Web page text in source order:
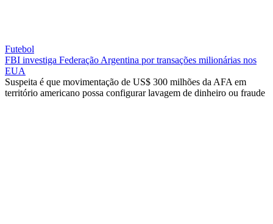
Futebol
FBI investiga Federação Argentina por transações milionárias nos
EUA
Suspeita é que movimentação de US$ 300 milhões da AFA em
território americano possa configurar lavagem de dinheiro ou fraude